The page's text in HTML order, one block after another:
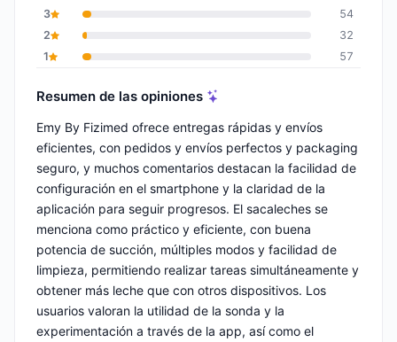
3
54
2
32
1
57
Resumen de las opiniones
Emy By Fizimed ofrece entregas rápidas y envíos
eficientes, con pedidos y envíos perfectos y packaging
seguro, y muchos comentarios destacan la facilidad de
configuración en el smartphone y la claridad de la
aplicación para seguir progresos. El sacaleches se
menciona como práctico y eficiente, con buena
potencia de succión, múltiples modos y facilidad de
limpieza, permitiendo realizar tareas simultáneamente y
obtener más leche que con otros dispositivos. Los
usuarios valoran la utilidad de la sonda y la
experimentación a través de la app, así como el